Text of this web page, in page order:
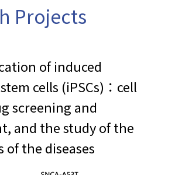
Projects
ofinduced
cells (iPSCs) ：cell
screening and
and the study of the
of the diseases